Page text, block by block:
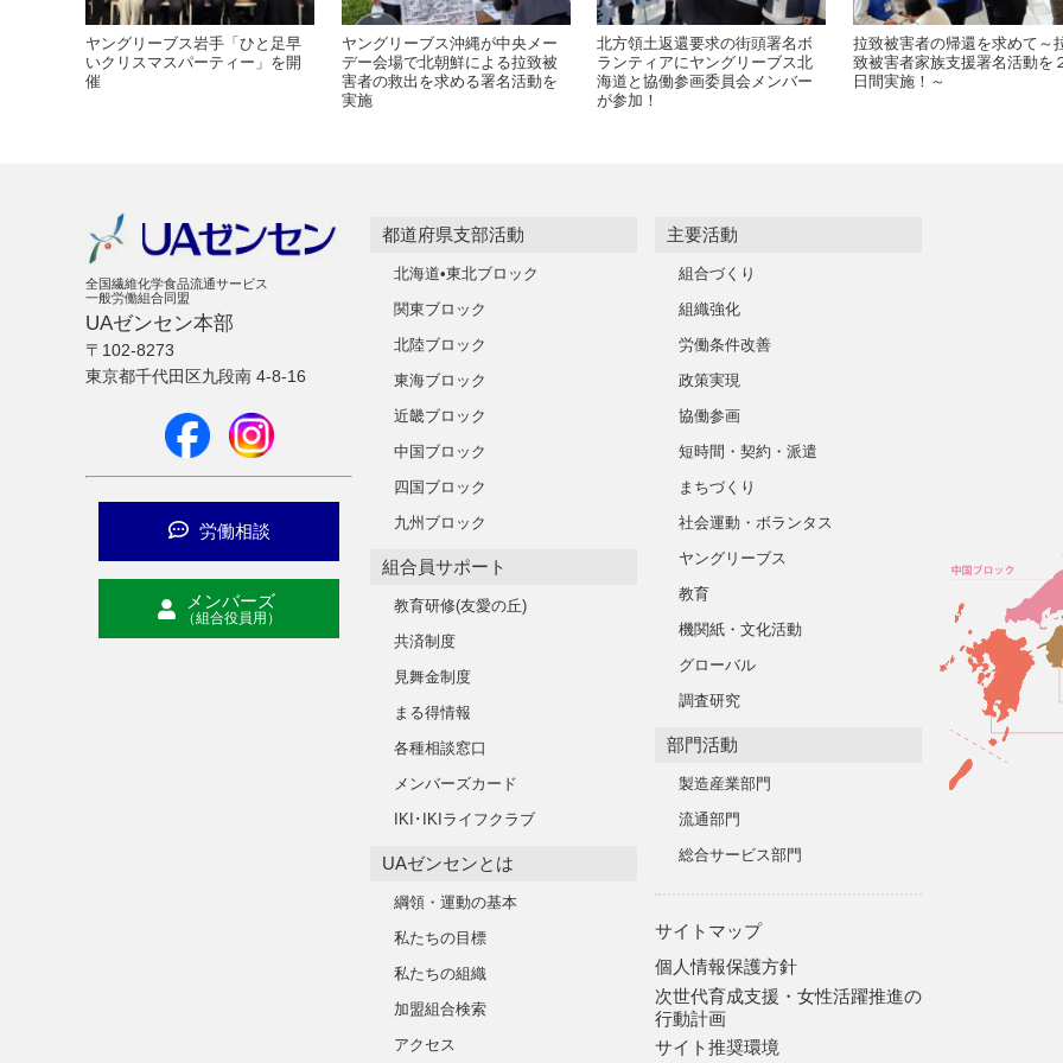
ヤングリーブス岩手「ひと足早
いクリスマスパーティー」を開
催
ヤングリーブス沖縄が中央メー
デー会場で北朝鮮による拉致被
害者の救出を求める署名活動を
実施
北方領土返還要求の街頭署名ボ
ランティアにヤングリーブス北
海道と協働参画委員会メンバー
が参加！
拉致被害者の帰還を求めて～
致被害者家族支援署名活動を
日間実施！～
全国繊維化学食品流通サービス
一般労働組合同盟
UAゼンセン本部
〒102-8273
東京都千代田区九段南 4-8-16
労働相談
メンバーズ
（組合役員用）
都道府県支部活動
北海道•東北ブロック
関東ブロック
北陸ブロック
東海ブロック
近畿ブロック
中国ブロック
四国ブロック
九州ブロック
組合員サポート
教育研修(友愛の丘)
共済制度
見舞金制度
まる得情報
各種相談窓口
メンバーズカード
IKI･IKIライフクラブ
UAゼンセンとは
綱領・運動の基本
私たちの目標
私たちの組織
加盟組合検索
アクセス
主要活動
組合づくり
組織強化
労働条件改善
政策実現
協働参画
短時間・契約・派遣
まちづくり
社会運動・ボランタス
ヤングリーブス
教育
機関紙・文化活動
グローバル
調査研究
部門活動
製造産業部門
流通部門
総合サービス部門
サイトマップ
個人情報保護方針
次世代育成支援・女性活躍推進の
行動計画
サイト推奨環境